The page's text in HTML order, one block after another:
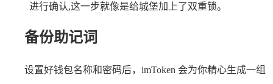
进行确认,这一步就像是给城堡加上了双重锁。
备份助记词
设置好钱包名称和密码后，imToken 会为你精心生成一组